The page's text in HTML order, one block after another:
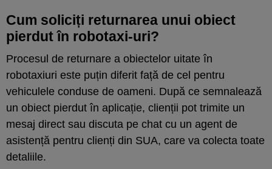
Cum soliciți returnarea unui obiect
pierdut în robotaxi-uri?
Procesul de returnare a obiectelor uitate în
robotaxiuri este puțin diferit față de cel pentru
vehiculele conduse de oameni. După ce semnalează
un obiect pierdut în aplicație, clienții pot trimite un
mesaj direct sau discuta pe chat cu un agent de
asistență pentru clienți din SUA, care va colecta toate
detaliile.